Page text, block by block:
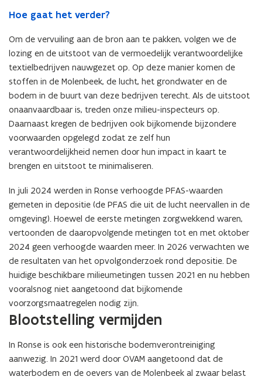
Hoe gaat het verder?
Om de vervuiling aan de bron aan te pakken, volgen we de
lozing en de uitstoot van de vermoedelijk verantwoordelijke
textielbedrijven nauwgezet op. Op deze manier komen de
stoffen in de Molenbeek, de lucht, het grondwater en de
bodem in de buurt van deze bedrijven terecht. Als de uitstoot
onaanvaardbaar is, treden onze milieu-inspecteurs op.
Daarnaast kregen de bedrijven ook bijkomende bijzondere
voorwaarden opgelegd zodat ze zelf hun
verantwoordelijkheid nemen door hun impact in kaart te
brengen en uitstoot te minimaliseren.
In juli 2024 werden in Ronse verhoogde PFAS-waarden
gemeten in depositie (de PFAS die uit de lucht neervallen in de
omgeving). Hoewel de eerste metingen zorgwekkend waren,
vertoonden de daaropvolgende metingen tot en met oktober
2024 geen verhoogde waarden meer. In 2026 verwachten we
de resultaten van het opvolgonderzoek rond depositie. De
huidige beschikbare milieumetingen tussen 2021 en nu hebben
vooralsnog niet aangetoond dat bijkomende
voorzorgsmaatregelen nodig zijn.
Blootstelling vermijden
In Ronse is ook een historische bodemverontreiniging
aanwezig. In 2021 werd door OVAM aangetoond dat de
waterbodem en de oevers van de Molenbeek al zwaar belast